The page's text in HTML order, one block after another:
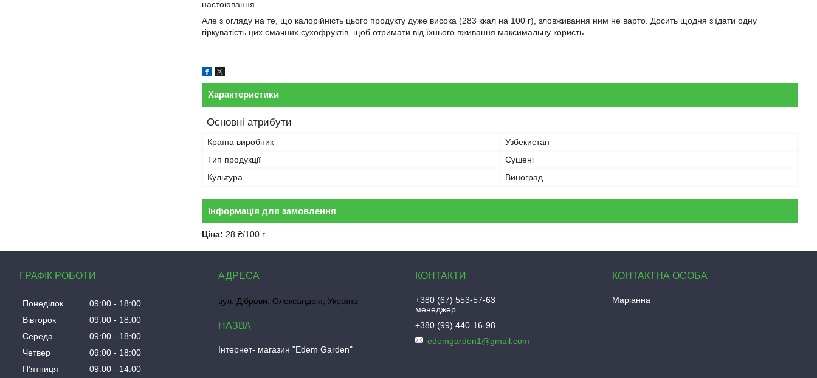
настоювання.
Але з огляду на те, що калорійність цього продукту дуже висока (283 ккал на 100 г), зловживання ним не варто. Досить щодня з'їдати одну
гіркуватість цих смачних сухофруктів, щоб отримати від їхнього вживання максимальну користь.
Характеристики
Основні атрибути
Країна виробник
Узбекистан
Тип продукції
Сушені
Культура
Виноград
Інформація для замовлення
Ціна: 28 ₴/100 г
ГРАФІК РОБОТИ
Понеділок 09:00
18:00
Вівторок
09:00
18:00
Середа
09:00
18:00
Четвер
09:00
18:00
Пʼятниця
09:00 14:00
вул. Діброви, Олександрія, Україна
Інтернет- магазин "Edem Garden"
+380 (67) 553-57-63
менеджер
+380 (99) 440-16-98
edemgarden1@gmail.com
Маріанна